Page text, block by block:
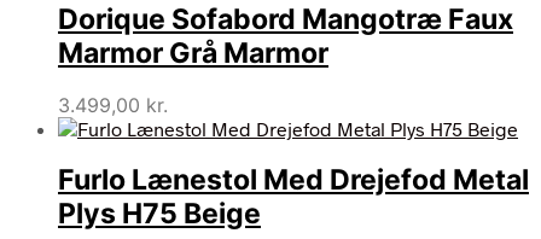
Dorique Sofabord Mangotræ Faux
Marmor Grå Marmor
3.499,00 kr.
Furlo Lænestol Med Drejefod Metal
Plys H75 Beige